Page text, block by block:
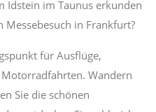
Idstein im Taunus erkunden
in Frankfurt?
für Ausflüge,
Wandern
Sie die schönen